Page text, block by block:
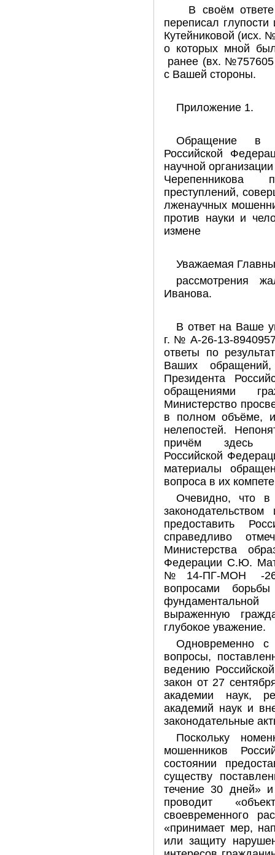
В своём
переписал
Кутейниковой (исх.
о которых мной
ранее (вх. №757605
с Вашей стороны.
Приложение 1.
Обращение в
Российской
научной
Черепенникова
преступлений,
лженаучных
против науки и
измене
Уважаемая
рассмотрения
Иванова.
В ответ на Ваше
г. № А-26-13-
ответы по
Ваших
Президента
обращениями
Министерство
в полном объёме,
нелепостей.
причём здесь
Российской
материалы
вопроса в их
Очевидно, что в
предоставить
справедливо
Министерства
Федерации С.Ю.
№14-ПГ-МОН -
вопросами
выраженную
глубокое уважение.
Одновременно
вопросы,
ведению
закон от 27
академии наук,
академий наук и
законодательные
Поскольку
мошенников
состоянии
существу
течение 30 дней»
проводит
своевременного
«принимает мер,
или защиту